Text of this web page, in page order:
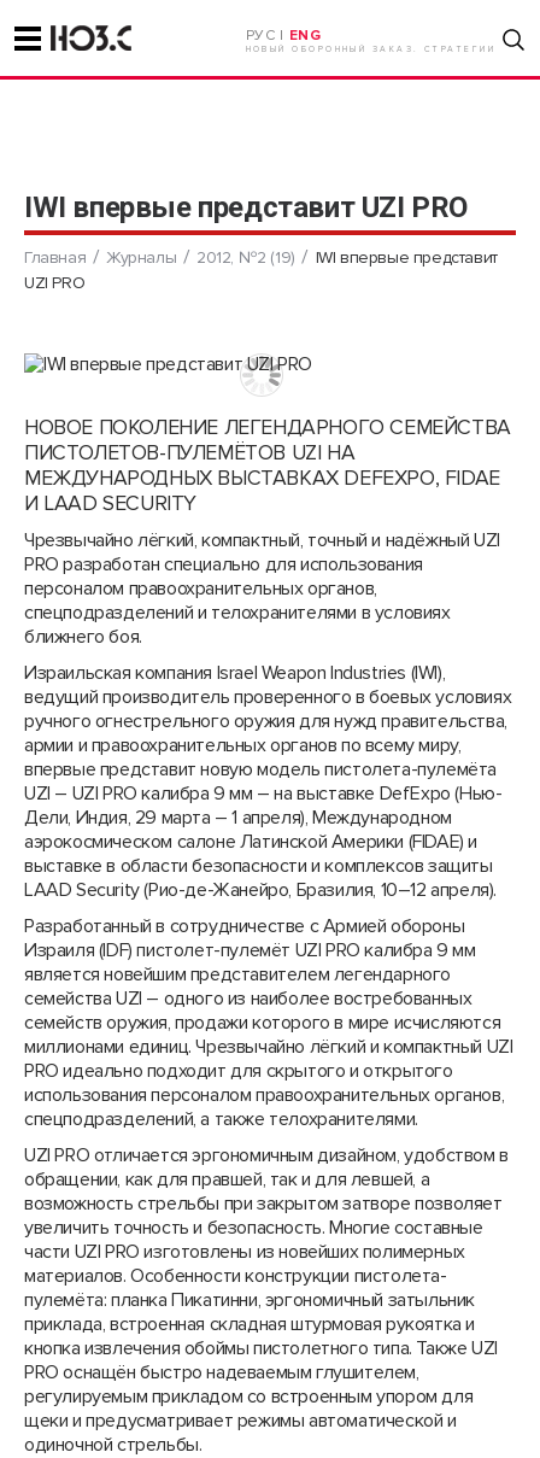
РУС | ENG
НОВЫЙ ОБОРОННЫЙ ЗАКАЗ. СТРАТЕГИИ
IWI впервые представит UZI PRO
Главная Журналы 2012, №2 (19)
IWI впервые представит
UZI PRO
НОВОЕ ПОКОЛЕНИЕ ЛЕГЕНДАРНОГО СЕМЕЙСТВА
ПИСТОЛЕТОВ-ПУЛЕМЁТОВ UZI НА
МЕЖДУНАРОДНЫХ ВЫСТАВКАХ DEFEXPO, FIDAE
И LAAD SECURITY
Чрезвычайно лёгкий, компактный, точный и надёжный UZI
PRO разработан специально для использования
персоналом правоохранительных органов,
спецподразделений и телохранителями в условиях
ближнего боя.
Израильская компания Israel Weapon Industries (IWI),
ведущий производитель проверенного в боевых условиях
ручного огнестрельного оружия для нужд правительства,
армии и правоохранительных органов по всему миру,
впервые представит новую модель пистолета-пулемёта
UZI – UZI PRO калибра 9 мм – на выставке DefExpo (Нью-
Дели, Индия, 29 марта – 1 апреля), Международном
аэрокосмическом салоне Латинской Америки (FIDAE) и
выставке в области безопасности и комплексов защиты
LAAD Security (Рио-де-Жанейро, Бразилия, 10–12 апреля).
Разработанный в сотрудничестве с Армией обороны
Израиля (IDF) пистолет-пулемёт UZI PRO калибра 9 мм
является новейшим представителем легендарного
семейства UZI – одного из наиболее востребованных
семейств оружия, продажи которого в мире исчисляются
миллионами единиц. Чрезвычайно лёгкий и компактный UZI
PRO идеально подходит для скрытого и открытого
использования персоналом правоохранительных органов,
спецподразделений, а также телохранителями.
UZI PRO отличается эргономичным дизайном, удобством в
обращении, как для правшей, так и для левшей, а
возможность стрельбы при закрытом затворе позволяет
увеличить точность и безо­пасность. Многие составные
части UZI PRO изготовлены из новейших полимерных
материалов. Особенности конструкции пистолета-
пулемёта: планка Пикатинни, эргономичный затыльник
приклада, встроенная складная штурмовая рукоятка и
кнопка извлечения обоймы пистолетного типа. Также UZI
PRO оснащён быстро надеваемым глушителем,
регулируемым прикладом со встроенным упором для
щеки и предусматривает режимы автоматической и
одиночной стрельбы.